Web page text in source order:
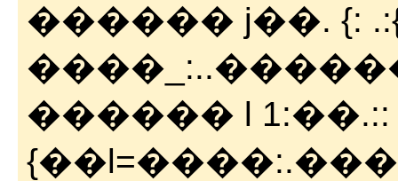
������ j��. {:
������ l 1:��.::